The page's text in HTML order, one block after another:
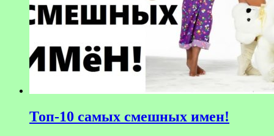
Топ-10 самых смешных имен!